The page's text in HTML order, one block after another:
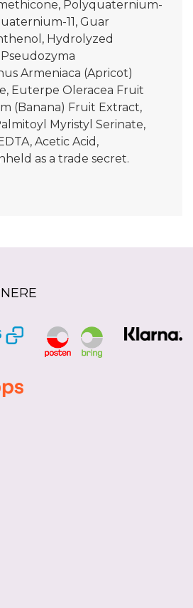
Polyquaternium-
11, Guar
Hydrolyzed
Armeniaca (Apricot)
Euterpe Oleracea Fruit
(Banana) Fruit Extract,
Myristyl Serinate,
Acetic Acid,
as a trade secret.